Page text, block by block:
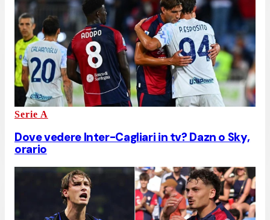
Serie A
Dove vedere Inter-Cagliari in tv? Dazn o Sky,
orario